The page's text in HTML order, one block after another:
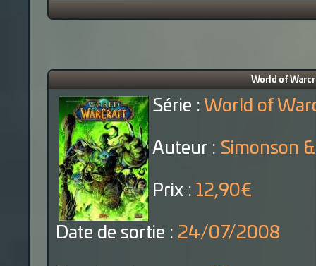
World of
Série : World of
Auteur : Simonson
Prix : 12,90€
Date de sortie : 24/07/2008